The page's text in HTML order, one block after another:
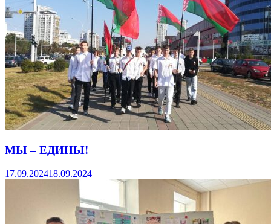
МЫ – ЕДИНЫ!
17.09.202418.09.2024